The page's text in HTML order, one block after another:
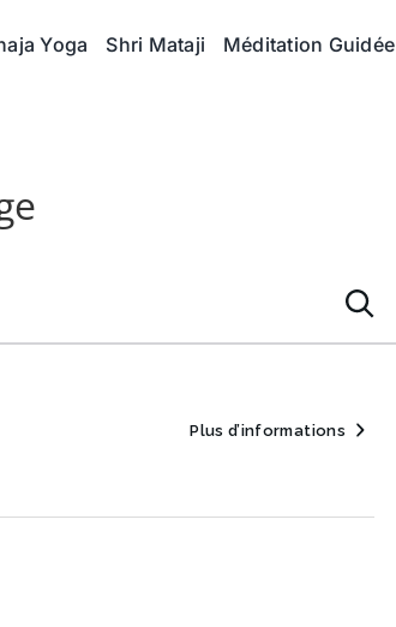
Yoga Shri Mataji Méditation Guidée